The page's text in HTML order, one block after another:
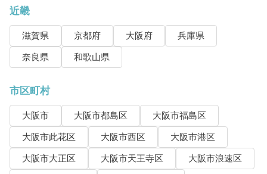
近畿
滋賀県 京都府 大阪府
兵庫県
奈良県
和歌山県
市区町村
大阪市 大阪市都島区
大阪市福島区
大阪市此花区
大阪市西区
大阪市港区
大阪市大正区
大阪市天王寺区
大阪市浪速区